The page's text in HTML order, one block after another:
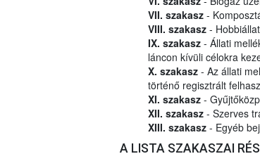
VII. szakasz-
VIII. szakasz-
IX. szakasz- Állati
láncon kívüli célokra
X. szakasz- Az állati
történő regisztrált
XI. szakasz-
XII. szakasz- Szerves
XIII. szakasz- Egyéb
A LISTA SZAKASZAI